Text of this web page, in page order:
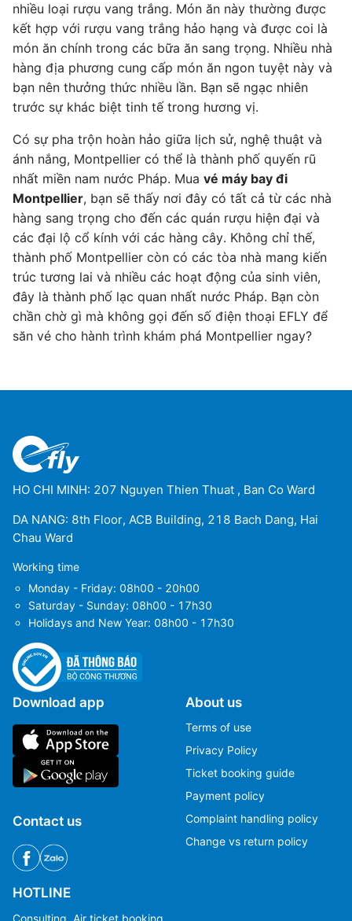
nhiều loại rượu vang trắng. Món ăn này thường được
kết hợp với rượu vang trắng hảo hạng và được coi là
món ăn chính trong các bữa ăn sang trọng. Nhiều nhà
hàng địa phương cung cấp món ăn ngon tuyệt này và
bạn nên thưởng thức nhiều lần. Bạn sẽ ngạc nhiên
trước sự khác biệt tinh tế trong hương vị.
Có sự pha trộn hoàn hảo giữa lịch sử, nghệ thuật và
ánh nắng, Montpellier có thể là thành phố quyến rũ
nhất miền nam nước Pháp. Mua vé máy bay đi
Montpellier, bạn sẽ thấy nơi đây có tất cả từ các nhà
hàng sang trọng cho đến các quán rượu hiện đại và
các đại lộ cổ kính với các hàng cây. Không chỉ thế,
thành phố Montpellier còn có các tòa nhà mang kiến
trúc tương lai và nhiều các hoạt động của sinh viên,
đây là thành phố lạc quan nhất nước Pháp. Bạn còn
chần chờ gì mà không gọi đến số điện thoại EFLY để
săn vé cho hành trình khám phá Montpellier ngay?
HO CHI MINH: 207 Nguyen Thien Thuat , Ban Co Ward
DA NANG: 8th Floor, ACB Building, 218 Bach Dang, Hai
Chau Ward
Working time
Monday - Friday: 08h00 - 20h00
Saturday - Sunday: 08h00 - 17h30
Holidays and New Year: 08h00 - 17h30
Download app
Contact us
About us
Terms of use
Privacy Policy
Ticket booking guide
Payment policy
Complaint handling policy
Change vs return policy
HOTLINE
Consulting, Air ticket booking.